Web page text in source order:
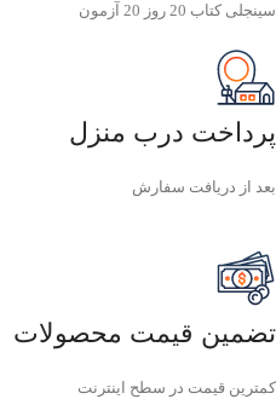
سینجلی کتاب 20 روز 20 آزمون
پرداخت درب منزل
بعد از دریافت سفارش
تضمین قیمت محصولات
کمترین قیمت در سطح اینترنت